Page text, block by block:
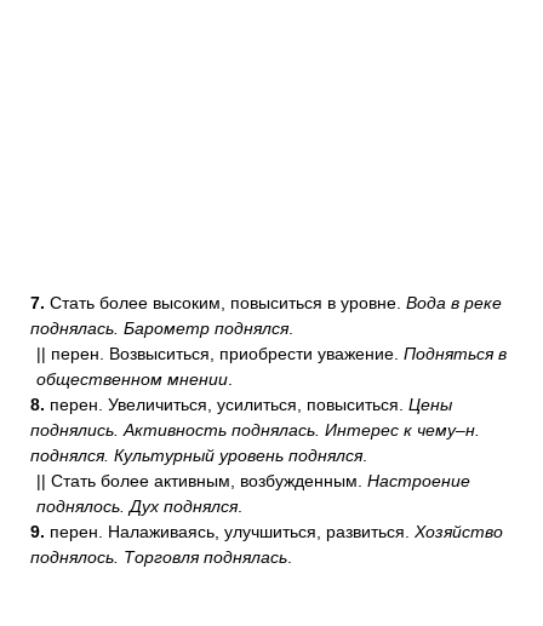
7. Стать более высоким, повыситься в уровне. Вода в реке
поднялась. Барометр поднялся.
|| перен. Возвыситься, приобрести уважение. Подняться в
общественном мнении
8. перен. Увеличиться, усилиться, повыситься. Цены
поднялись. Активность поднялась. Интерес к чему–н.
поднялся. Культурный уровень поднялся.
|| Стать более активным, возбужденным. Настроение
поднялось. Дух поднялся.
9. перен. Налаживаясь, улучшиться, развиться. Хозяйство
поднялось. Торговля поднялась